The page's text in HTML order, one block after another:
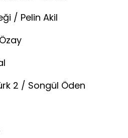
/ Pelin Akil
2 / Songül Öden